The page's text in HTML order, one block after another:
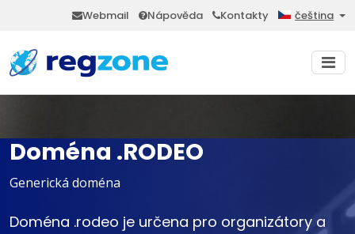
Webmail Nápověda Kontakty čeština
Doména .RODEO
Generická doména
Doména .rodeo je určena pro organizátory a